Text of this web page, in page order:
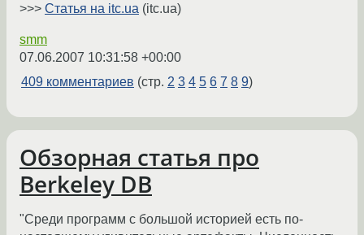
>>> Статья на itc.ua (itc.ua)
smm
07.06.2007 10:31:58 +00:00
409 комментариев (стр. 2 3 4 5 6 7 8 9)
Обзорная статья про
Berkeley DB
"Среди программ с большой историей есть по-